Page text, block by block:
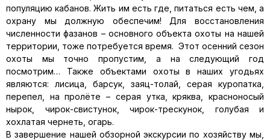
популяцию кабанов. Жить им есть где, питаться есть чем, а
охрану мы должную обеспечим! Для восстановления
численности фазанов – основного объекта охоты на нашей
территории, тоже потребуется время. Этот осенний сезон
охоты мы точно пропустим, а на следующий год
посмотрим… Также объектами охоты в наших угодьях
являются: лисица, барсук, заяц-толай, серая куропатка,
перепел, на пролёте – серая утка, кряква, красноносый
нырок, чирок-свистунок, чирок-трескунок, голубая и
хохлатая чернеть, огарь.
В завершение нашей обзорной экскурсии по хозяйству мы,